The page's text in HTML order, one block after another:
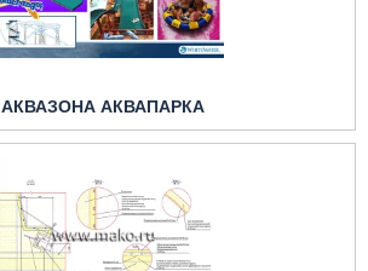
АКВАЗОНА АКВАПАРКА